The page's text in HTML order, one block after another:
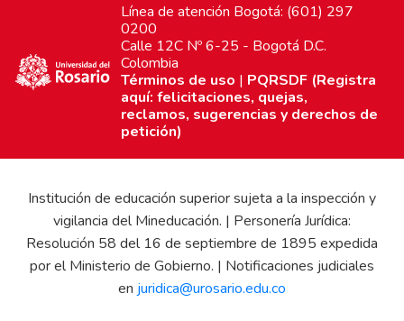
Línea de atención Bogotá: (601) 297
0200
Calle 12C Nº 6-25 - Bogotá D.C.
Colombia
Términos de uso | PQRSDF (Registra
aquí: felicitaciones, quejas,
reclamos, sugerencias y derechos de
petición)
Institución de educación superior sujeta a la inspección y
vigilancia del Mineducación. | Personería Jurídica:
Resolución 58 del 16 de septiembre de 1895 expedida
por el Ministerio de Gobierno. | Notificaciones judiciales
en juridica@urosario.edu.co